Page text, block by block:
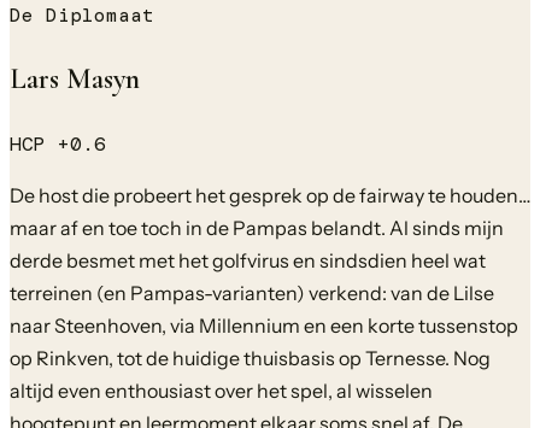
De Diplomaat
Lars Masyn
HCP +0.6
De host die probeert het gesprek op de fairway te houden…
maar af en toe toch in de Pampas belandt. Al sinds mijn
derde besmet met het golfvirus en sindsdien heel wat
terreinen (en Pampas-varianten) verkend: van de Lilse
naar Steenhoven, via Millennium en een korte tussenstop
op Rinkven, tot de huidige thuisbasis op Ternesse. Nog
altijd even enthousiast over het spel, al wisselen
hoogtepunt en leermoment elkaar soms snel af. De